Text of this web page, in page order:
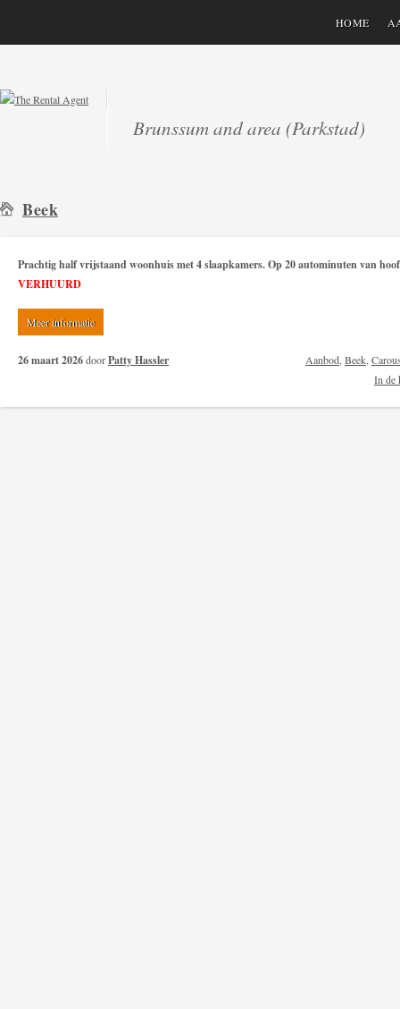
Brunssum and area (Parkstad)
HOME
Beek
Prachtig half vrijstaand woonhuis met 4 slaapkamers. Op 20 autominuten van
VERHUURD
Meer informatie
26 maart 2026doorPatty Hassler Aanbod Beek
In de